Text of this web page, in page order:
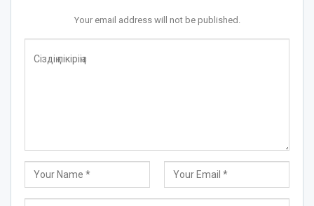
Your email address will not be published.